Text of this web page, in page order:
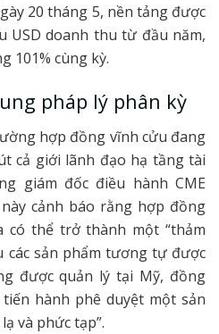
20 tháng 5, nền tảng được
USD doanh thu từ đầu năm,
101% cùng kỳ.
pháp lý phân kỳ
hợp đồng vĩnh cửu đang
cả giới lãnh đạo hạ tầng tài
giám đốc điều hành CME
cảnh báo rằng hợp đồng
có thể trở thành một “thảm
các sản phẩm tương tự được
được quản lý tại Mỹ, đồng
hành phê duyệt một sản
và phức tạp”.